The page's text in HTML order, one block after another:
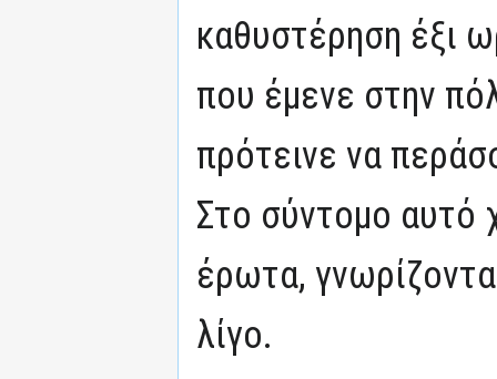
καθυστέρηση έξι
που έμενε στην
πρότεινε να
Στο σύντομο αυτό
έρωτα,
λίγο.